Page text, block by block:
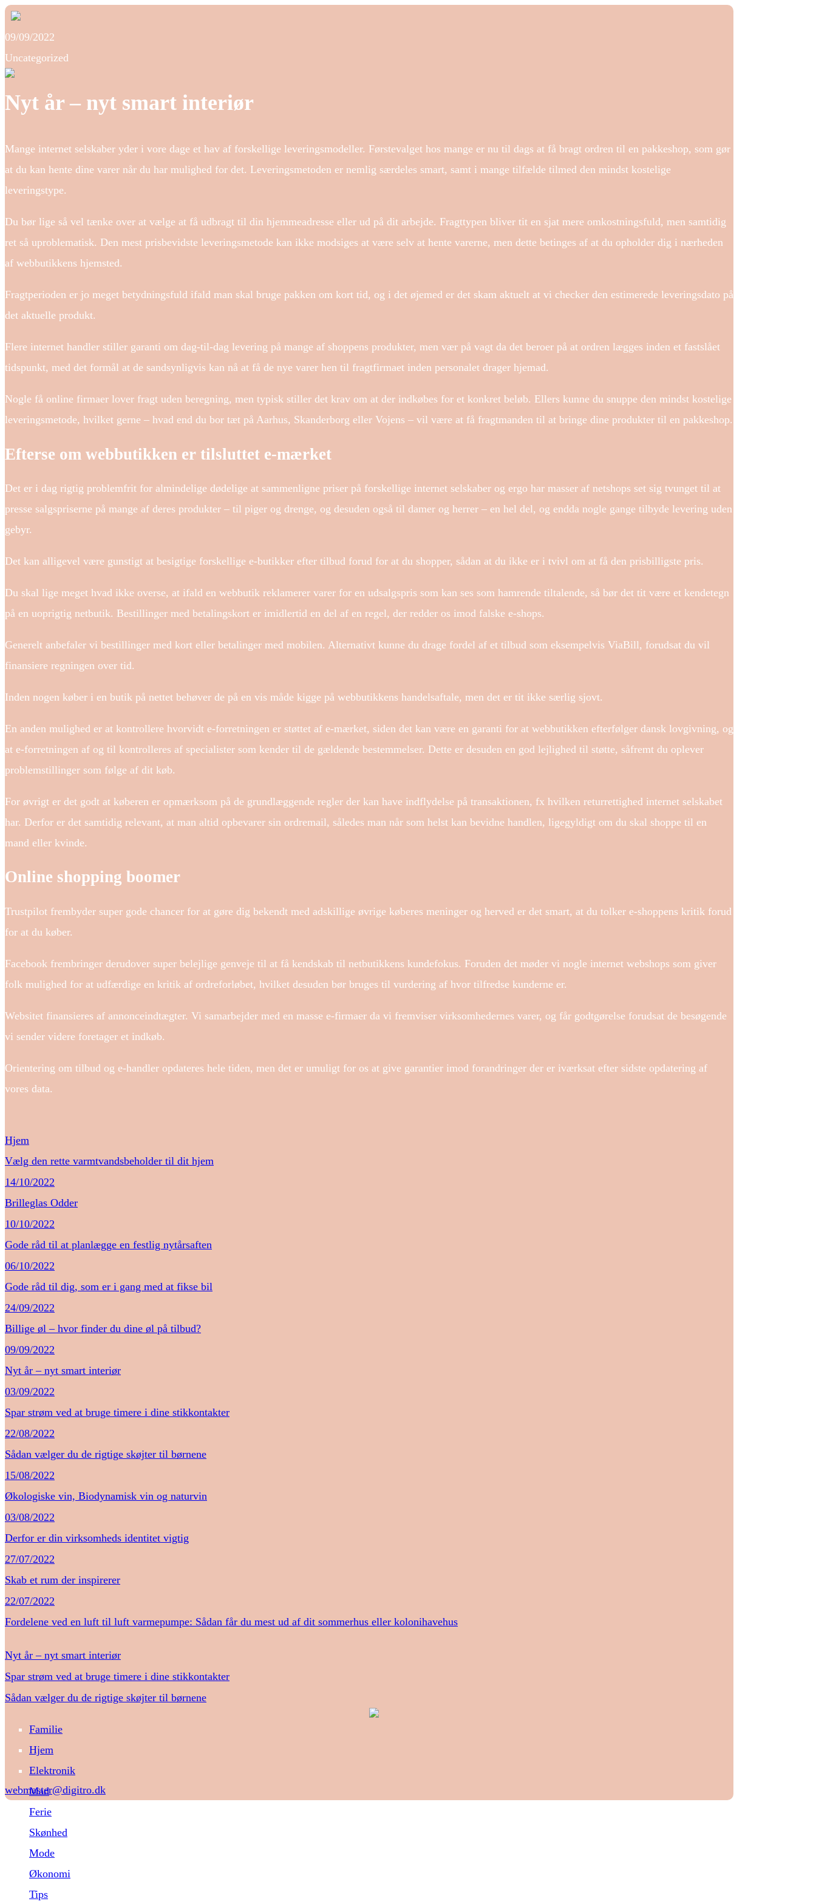
09/09/2022
Uncategorized
Nyt år – nyt smart interiør
Mange internet selskaber yder i vore dage et hav af forskellige leveringsmodeller. Førstevalget hos mange er nu til dags at få bragt ordren til en pakkeshop, som gør
at du kan hente dine varer når du har mulighed for det. Leveringsmetoden er nemlig særdeles smart, samt i mange tilfælde tilmed den mindst kostelige
leveringstype.
Du bør lige så vel tænke over at vælge at få udbragt til din hjemmeadresse eller ud på dit arbejde. Fragttypen bliver tit en sjat mere omkostningsfuld, men samtidig
ret så uproblematisk. Den mest prisbevidste leveringsmetode kan ikke modsiges at være selv at hente varerne, men dette betinges af at du opholder dig i nærheden
af webbutikkens hjemsted.
Fragtperioden er jo meget betydningsfuld ifald man skal bruge pakken om kort tid, og i det øjemed er det skam aktuelt at vi checker den estimerede leveringsdato på
det aktuelle produkt.
Flere internet handler stiller garanti om dag-til-dag levering på mange af shoppens produkter, men vær på vagt da det beroer på at ordren lægges inden et fastslået
tidspunkt, med det formål at de sandsynligvis kan nå at få de nye varer hen til fragtfirmaet inden personalet drager hjemad.
Nogle få online firmaer lover fragt uden beregning, men typisk stiller det krav om at der indkøbes for et konkret beløb. Ellers kunne du snuppe den mindst kostelige
leveringsmetode, hvilket gerne – hvad end du bor tæt på Aarhus, Skanderborg eller Vojens – vil være at få fragtmanden til at bringe dine produkter til en pakkeshop.
Efterse om webbutikken er tilsluttet e-mærket
Det er i dag rigtig problemfrit for almindelige dødelige at sammenligne priser på forskellige internet selskaber og ergo har masser af netshops set sig tvunget til at
presse salgspriserne på mange af deres produkter – til piger og drenge, og desuden også til damer og herrer – en hel del, og endda nogle gange tilbyde levering uden
gebyr.
Det kan alligevel være gunstigt at besigtige forskellige e-butikker efter tilbud forud for at du shopper, sådan at du ikke er i tvivl om at få den prisbilligste pris.
Du skal lige meget hvad ikke overse, at ifald en webbutik reklamerer varer for en udsalgspris som kan ses som hamrende tiltalende, så bør det tit være et kendetegn
på en uoprigtig netbutik. Bestillinger med betalingskort er imidlertid en del af en regel, der redder os imod falske e-shops.
Generelt anbefaler vi bestillinger med kort eller betalinger med mobilen. Alternativt kunne du drage fordel af et tilbud som eksempelvis ViaBill, forudsat du vil
finansiere regningen over tid.
Inden nogen køber i en butik på nettet behøver de på en vis måde kigge på webbutikkens handelsaftale, men det er tit ikke særlig sjovt.
En anden mulighed er at kontrollere hvorvidt e-forretningen er støttet af e-mærket, siden det kan være en garanti for at webbutikken efterfølger dansk lovgivning, og
at e-forretningen af og til kontrolleres af specialister som kender til de gældende bestemmelser. Dette er desuden en god lejlighed til støtte, såfremt du oplever
problemstillinger som følge af dit køb.
For øvrigt er det godt at køberen er opmærksom på de grundlæggende regler der kan have indflydelse på transaktionen, fx hvilken returrettighed internet selskabet
har. Derfor er det samtidig relevant, at man altid opbevarer sin ordremail, således man når som helst kan bevidne handlen, ligegyldigt om du skal shoppe til en
mand eller kvinde.
Online shopping boomer
Trustpilot frembyder super gode chancer for at gøre dig bekendt med adskillige øvrige køberes meninger og herved er det smart, at du tolker e-shoppens kritik forud
for at du køber.
Facebook frembringer derudover super belejlige genveje til at få kendskab til netbutikkens kundefokus. Foruden det møder vi nogle internet webshops som giver
folk mulighed for at udfærdige en kritik af ordreforløbet, hvilket desuden bør bruges til vurdering af hvor tilfredse kunderne er.
Websitet finansieres af annonceindtægter. Vi samarbejder med en masse e-firmaer da vi fremviser virksomhedernes varer, og får godtgørelse forudsat de besøgende
vi sender videre foretager et indkøb.
Orientering om tilbud og e-handler opdateres hele tiden, men det er umuligt for os at give garantier imod forandringer der er iværksat efter sidste opdatering af
vores data.
Hjem
Vælg den rette varmtvandsbeholder til dit hjem
14/10/2022
Brilleglas Odder
10/10/2022
Gode råd til at planlægge en festlig nytårsaften
06/10/2022
Gode råd til dig, som er i gang med at fikse bil
24/09/2022
Billige øl – hvor finder du dine øl på tilbud?
09/09/2022
Nyt år – nyt smart interiør
03/09/2022
Spar strøm ved at bruge timere i dine stikkontakter
22/08/2022
Sådan vælger du de rigtige skøjter til børnene
15/08/2022
Økologiske vin, Biodynamisk vin og naturvin
03/08/2022
Derfor er din virksomheds identitet vigtig
27/07/2022
Skab et rum der inspirerer
22/07/2022
Fordelene ved en luft til luft varmepumpe: Sådan får du mest ud af dit sommerhus eller kolonihavehus
Nyt år – nyt smart interiør
Spar strøm ved at bruge timere i dine stikkontakter
Sådan vælger du de rigtige skøjter til børnene
Familie
Hjem
Elektronik
Mad
Ferie
Skønhed
Mode
Økonomi
Tips
webmaster@digitro.dk